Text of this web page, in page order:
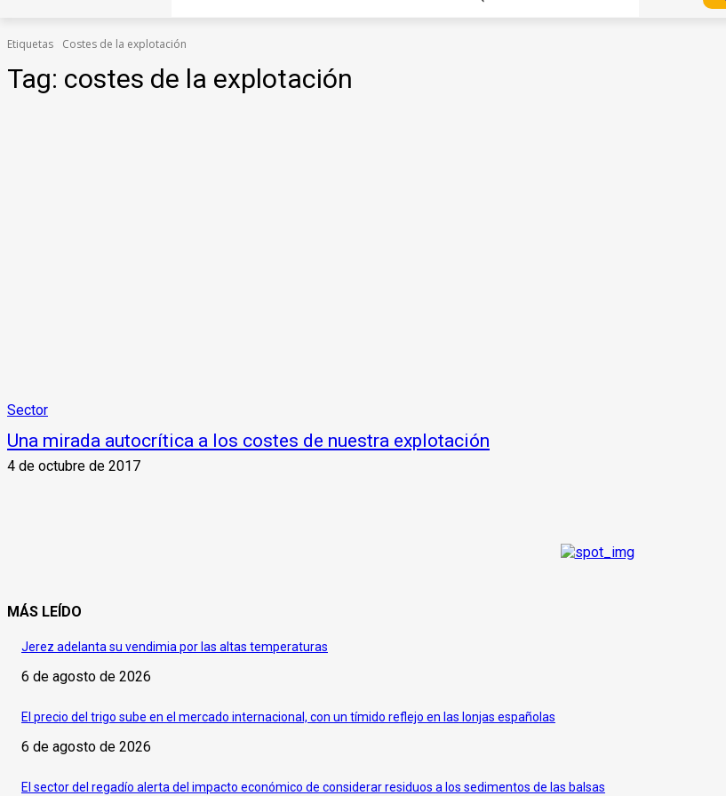
Etiquetas Costes de la explotación
Tag: costes de la explotación
Sector
Una mirada autocrítica a los costes de nuestra explotación
4 de octubre de 2017
MÁS LEÍDO
Jerez adelanta su vendimia por las altas temperaturas
6 de agosto de 2026
El precio del trigo sube en el mercado internacional, con un tímido reflejo en las lonjas españolas
6 de agosto de 2026
El sector del regadío alerta del impacto económico de considerar residuos a los sedimentos de las balsas